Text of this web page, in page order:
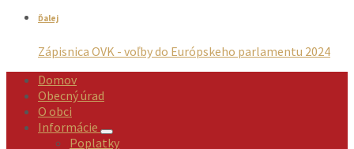
Ďalej
Zápisnica OVK - voľby do Európskeho parlamentu 2024
Domov
Obecný úrad
O obci
Informácie
Poplatky